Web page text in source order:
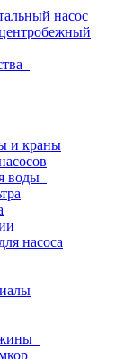
насос
и краны
воды
насоса